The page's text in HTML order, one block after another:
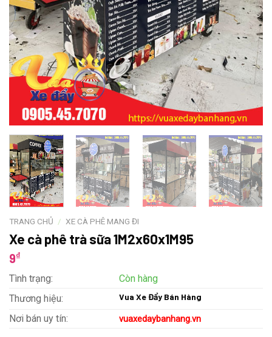
TRANG CHỦ / XE CÀ PHÊ MANG ĐI
Xe cà phê trà sữa 1M2x60x1M95
9₫
Tình trạng:
Còn hàng
Thương hiệu:
Vua Xe Đẩy Bán Hàng
Nơi bán uy tín: vuaxedaybanhang.vn